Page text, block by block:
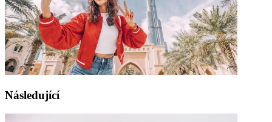
Následující